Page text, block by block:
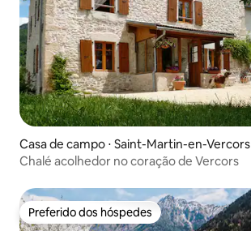
Casa de campo ⋅ Saint-Martin-en-Vercors
Chalé acolhedor no coração de Vercors
Preferido dos hóspedes
Preferido dos hóspedes